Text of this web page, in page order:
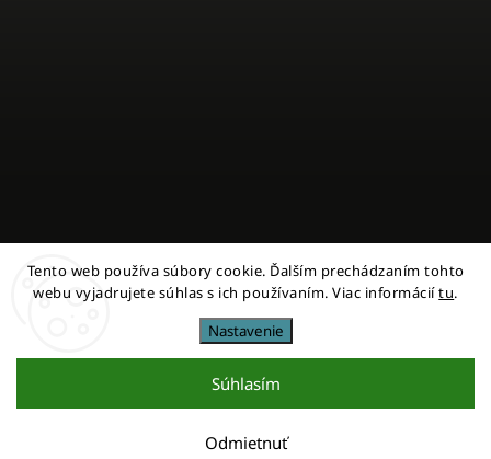
Tento web používa súbory cookie. Ďalším prechádzaním tohto
webu vyjadrujete súhlas s ich používaním. Viac informáciítu.
Nastavenie
Odmietnuť
Súhlasím
Sledovať na Instagrame
Copyright 2026miestni. Všetky práva vyhradené.
Upraviť nastavenie cookies